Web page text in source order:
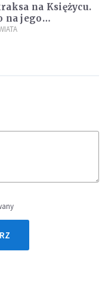
na Księżycu.
na jego
do